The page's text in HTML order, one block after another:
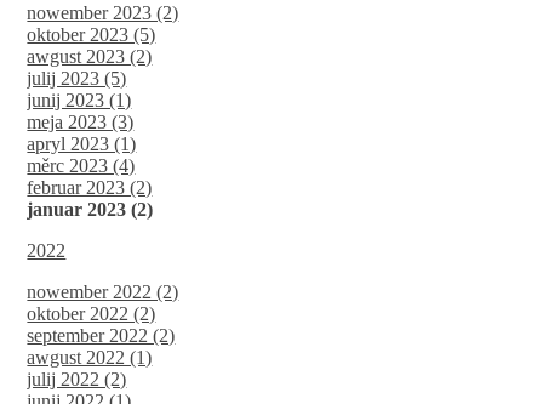
nowember 2023 (2)
oktober 2023 (5)
awgust 2023 (2)
julij 2023 (5)
junij 2023 (1)
meja 2023 (3)
apryl 2023 (1)
měrc 2023 (4)
februar 2023 (2)
januar 2023 (2)
2022
nowember 2022 (2)
oktober 2022 (2)
september 2022 (2)
awgust 2022 (1)
julij 2022 (2)